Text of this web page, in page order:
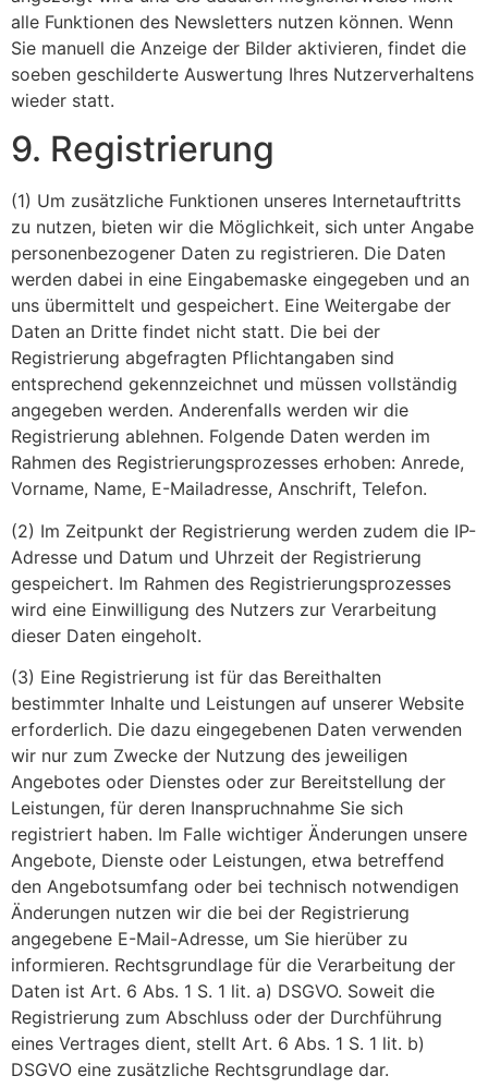
alle Funktionen des Newsletters nutzen können. Wenn
Sie manuell die Anzeige der Bilder aktivieren, findet die
soeben geschilderte Auswertung Ihres Nutzerverhaltens
wieder statt.
9. Registrierung
(1) Um zusätzliche Funktionen unseres Internetauftritts
zu nutzen, bieten wir die Möglichkeit, sich unter Angabe
personenbezogener Daten zu registrieren. Die Daten
werden dabei in eine Eingabemaske eingegeben und an
uns übermittelt und gespeichert. Eine Weitergabe der
Daten an Dritte findet nicht statt. Die bei der
Registrierung abgefragten Pflichtangaben sind
entsprechend gekennzeichnet und müssen vollständig
angegeben werden. Anderenfalls werden wir die
Registrierung ablehnen. Folgende Daten werden im
Rahmen des Registrierungsprozesses erhoben: Anrede,
Vorname, Name, E-Mailadresse, Anschrift, Telefon.
(2) Im Zeitpunkt der Registrierung werden zudem die IP-
Adresse und Datum und Uhrzeit der Registrierung
gespeichert. Im Rahmen des Registrierungsprozesses
wird eine Einwilligung des Nutzers zur Verarbeitung
dieser Daten eingeholt.
(3) Eine Registrierung ist für das Bereithalten
bestimmter Inhalte und Leistungen auf unserer Website
erforderlich. Die dazu eingegebenen Daten verwenden
wir nur zum Zwecke der Nutzung des jeweiligen
Angebotes oder Dienstes oder zur Bereitstellung der
Leistungen, für deren Inanspruchnahme Sie sich
registriert haben. Im Falle wichtiger Änderungen unsere
Angebote, Dienste oder Leistungen, etwa betreffend
den Angebotsumfang oder bei technisch notwendigen
Änderungen nutzen wir die bei der Registrierung
angegebene E-Mail-Adresse, um Sie hierüber zu
informieren. Rechtsgrundlage für die Verarbeitung der
Daten ist Art. 6 Abs. 1 S. 1 lit. a) DSGVO. Soweit die
Registrierung zum Abschluss oder der Durchführung
eines Vertrages dient, stellt Art. 6 Abs. 1 S. 1 lit. b)
DSGVO eine zusätzliche Rechtsgrundlage dar.